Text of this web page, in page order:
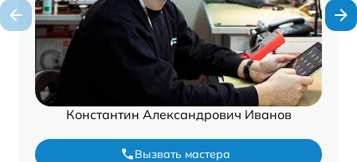
Константин Александрович Иванов
Вызвать мастера